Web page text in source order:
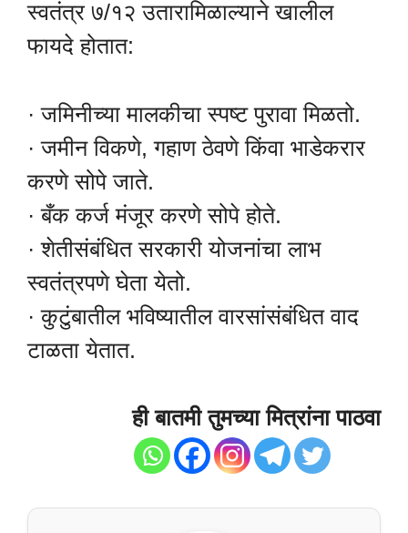
स्वतंत्र ७/१२ उतारामिळाल्याने खालील
फायदे होतात:
· जमिनीच्या मालकीचा स्पष्ट पुरावा मिळतो.
· जमीन विकणे, गहाण ठेवणे किंवा भाडेकरार
करणे सोपे जाते.
· बँक कर्ज मंजूर करणे सोपे होते.
· शेतीसंबंधित सरकारी योजनांचा लाभ
स्वतंत्रपणे घेता येतो.
· कुटुंबातील भविष्यातील वारसांसंबंधित वाद
टाळता येतात.
ही बातमी तुमच्या मित्रांना पाठवा